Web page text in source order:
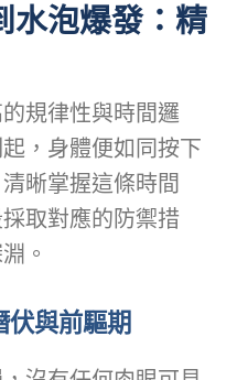
水泡爆發：精
規律性與時間邏
，身體便如同按下
晰掌握這條時間
取對應的防禦措
。
伏與前驅期